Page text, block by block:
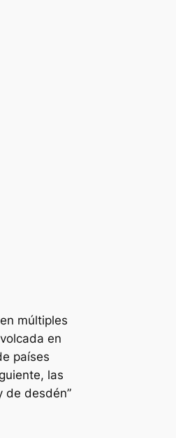
múltiples
en
países
las
de desdén”